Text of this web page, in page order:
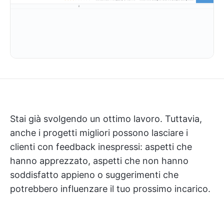
Stai già svolgendo un ottimo lavoro. Tuttavia,
anche i progetti migliori possono lasciare i
clienti con feedback inespressi: aspetti che
hanno apprezzato, aspetti che non hanno
soddisfatto appieno o suggerimenti che
potrebbero influenzare il tuo prossimo incarico.